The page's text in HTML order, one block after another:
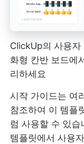
ClickUp의 사용자
화형 칸반 보드에
리하세요
시작 가이드는 여
참조하여 이 템플
럼 사용할 수 있
템플릿에서 사용